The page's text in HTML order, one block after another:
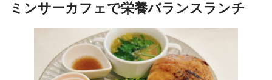
ミンサーカフェで栄養バランスランチ